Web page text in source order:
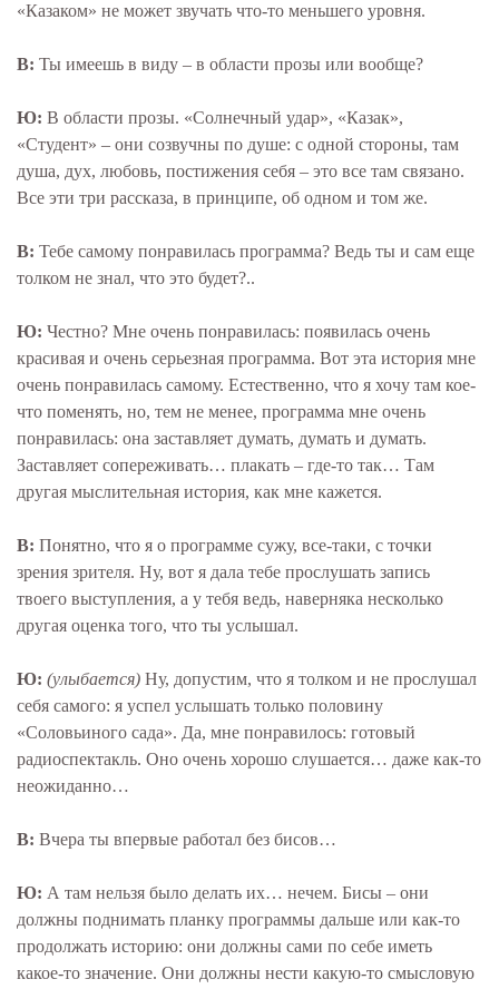
«Казаком» не может звучать что-то меньшего уровня.
В: Ты имеешь в виду – в области прозы или вообще?
Ю: В области прозы. «Солнечный удар», «Казак»,
«Студент» – они созвучны по душе: с одной стороны, там
душа, дух, любовь, постижения себя – это все там связано.
Все эти три рассказа, в принципе, об одном и том же.
В: Тебе самому понравилась программа? Ведь ты и сам еще
толком не знал, что это будет?..
Ю: Честно? Мне очень понравилась: появилась очень
красивая и очень серьезная программа. Вот эта история мне
очень понравилась самому. Естественно, что я хочу там кое-
что поменять, но, тем не менее, программа мне очень
понравилась: она заставляет думать, думать и думать.
Заставляет сопереживать… плакать – где-то так… Там
другая мыслительная история, как мне кажется.
В: Понятно, что я о программе сужу, все-таки, с точки
зрения зрителя. Ну, вот я дала тебе прослушать запись
твоего выступления, а у тебя ведь, наверняка несколько
другая оценка того, что ты услышал.
Ю: (улыбается) Ну, допустим, что я толком и не прослушал
себя самого: я успел услышать только половину
«Соловьиного сада». Да, мне понравилось: готовый
радиоспектакль. Оно очень хорошо слушается… даже как-то
неожиданно…
В: Вчера ты впервые работал без бисов…
Ю: А там нельзя было делать их… нечем. Бисы – они
должны поднимать планку программы дальше или как-то
продолжать историю: они должны сами по себе иметь
какое-то значение. Они должны нести какую-то смысловую